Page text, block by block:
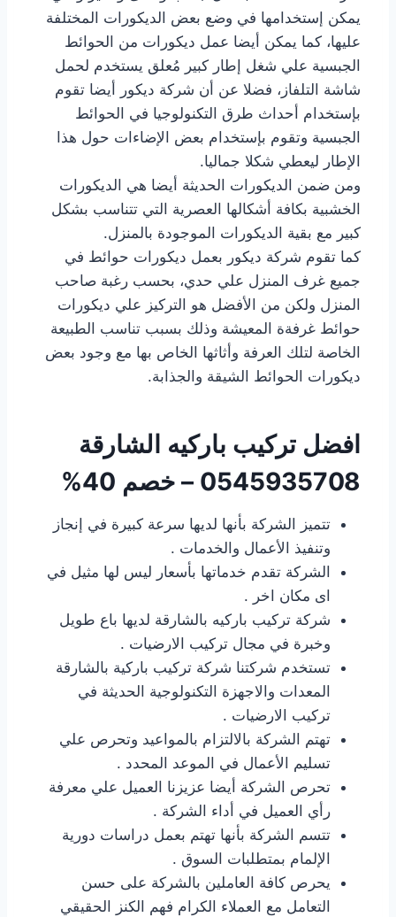
يمكن إستخدامها في وضع بعض الديكورات المختلفة
عليها، كما يمكن أيضا عمل ديكورات من الحوائط
الجبسية علي شغل إطار كبير مُعلق يستخدم لحمل
شاشة التلفاز، فضلا عن أن شركة ديكور أيضا تقوم
بإستخدام أحداث طرق التكنولوجيا في الحوائط
الجبسية وتقوم بإستخدام بعض الإضاءات حول هذا
الإطار ليعطي شكلا جماليا.
ومن ضمن الديكورات الحديثة أيضا هي الديكورات
الخشبية بكافة أشكالها العصرية التي تتناسب بشكل
كبير مع بقية الديكورات الموجودة بالمنزل.
كما تقوم شركة ديكور بعمل ديكورات حوائط في
جميع غرف المنزل علي حدي، بحسب رغبة صاحب
المنزل ولكن من الأفضل هو التركيز علي ديكورات
حوائط غرفةة المعيشة وذلك بسبب تناسب الطبيعة
الخاصة لتلك العرفة وأثاثها الخاص بها مع وجود بعض
ديكورات الحوائط الشيقة والجذابة.
افضل تركيب باركيه الشارقة
0545935708 – خصم 40%
تتميز الشركة بأنها لديها سرعة كبيرة في إنجاز
وتنفيذ الأعمال والخدمات .
الشركة تقدم خدماتها بأسعار ليس لها مثيل في
اى مكان اخر .
شركة تركيب باركيه بالشارقة لديها باع طويل
وخبرة في مجال تركيب الارضيات .
تستخدم شركتنا شركة تركيب باركية بالشارقة
المعدات والاجهزة التكنولوجية الحديثة في
تركيب الارضيات .
تهتم الشركة بالالتزام بالمواعيد وتحرص علي
تسليم الأعمال في الموعد المحدد .
تحرص الشركة أيضا عزيزنا العميل علي معرفة
رأي العميل في أداء الشركة .
تتسم الشركة بأنها تهتم بعمل دراسات دورية
الإلمام بمتطلبات السوق .
يحرص كافة العاملين بالشركة على حسن
التعامل مع العملاء الكرام فهم الكنز الحقيقي